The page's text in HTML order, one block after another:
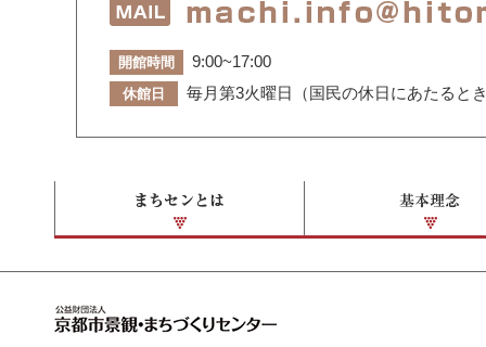
開館時間 9:00~17:00
休館日 毎月第3火曜日（国民の休日にあたると